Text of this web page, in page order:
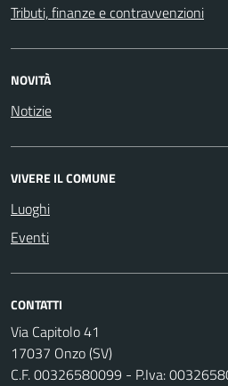
Tributi, finanze e contravvenzioni
NOVITÀ
Notizie
VIVERE IL COMUNE
Luoghi
Eventi
CONTATTI
Via Capitolo 41
17037 Onzo (SV)
C.F. 00326580099 - P.Iva: